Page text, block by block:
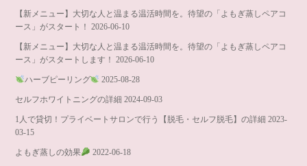
【新メニュー】大切な人と温まる温活時間を。待望の「よもぎ蒸しペアコ
ース」がスタート！ 2026-06-10
【新メニュー】大切な人と温まる温活時間を。待望の「よもぎ蒸しペアコ
ース」がスタートします！ 2026-06-10
ハーブピーリング 2025-08-28
セルフホワイトニングの詳細 2024-09-03
1人で貸切！プライベートサロンで行う【脱毛・セルフ脱毛】の詳細 2023-
03-15
よもぎ蒸しの効果 2022-06-18